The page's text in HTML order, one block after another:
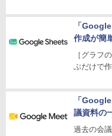
「
作成が簡
［グラフ
ぶだけで
「
議資料の
過去の会